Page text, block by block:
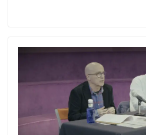
o
k
o ar
ti
r